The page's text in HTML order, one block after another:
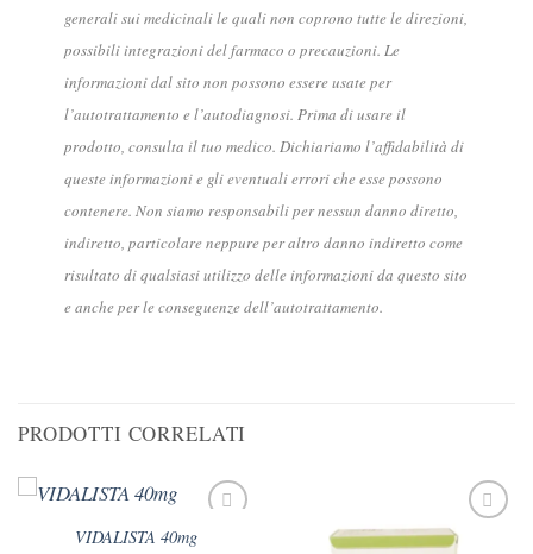
generali sui medicinali le quali non coprono tutte le direzioni,
possibili integrazioni del farmaco o precauzioni. Le
informazioni dal sito non possono essere usate per
l’autotrattamento e l’autodiagnosi. Prima di usare il
prodotto, consulta il tuo medico. Dichiariamo l’affidabilità di
queste informazioni e gli eventuali errori che esse possono
contenere. Non siamo responsabili per nessun danno diretto,
indiretto, particolare neppure per altro danno indiretto come
risultato di qualsiasi utilizzo delle informazioni da questo sito
e anche per le conseguenze dell’autotrattamento.
PRODOTTI CORRELATI
VIDALISTA 40mg